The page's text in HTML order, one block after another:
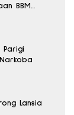
BBM
Parigi
Lansia